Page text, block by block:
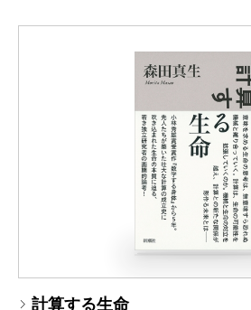
計算する生命